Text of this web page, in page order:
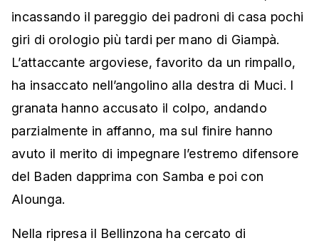
incassando il pareggio dei padroni di casa pochi
giri di orologio più tardi per mano di Giampà.
L’attaccante argoviese, favorito da un rimpallo,
ha insaccato nell’angolino alla destra di Muci. I
granata hanno accusato il colpo, andando
parzialmente in affanno, ma sul finire hanno
avuto il merito di impegnare l’estremo difensore
del Baden dapprima con Samba e poi con
Alounga.
Nella ripresa il Bellinzona ha cercato di